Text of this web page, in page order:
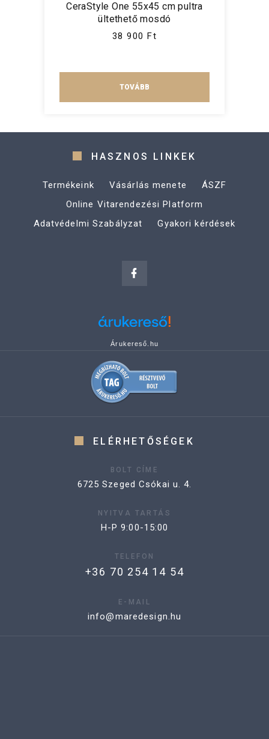
CeraStyle One 55x45 cm pultra
ültethető mosdó
38 900 Ft
TOVÁBB
HASZNOS LINKEK
Termékeink Vásárlás menete
ÁSZF
Online Vitarendezési Platform
Adatvédelmi Szabályzat
Gyakori kérdések
Árukereső.hu
ELÉRHETŐSÉGEK
BOLT CÍME
6725 Szeged Csókai u. 4.
NYITVA TARTÁS
H-P 9:00-15:00
TELEFON
+36 70 254 14 54
E-MAIL
info@maredesign.hu